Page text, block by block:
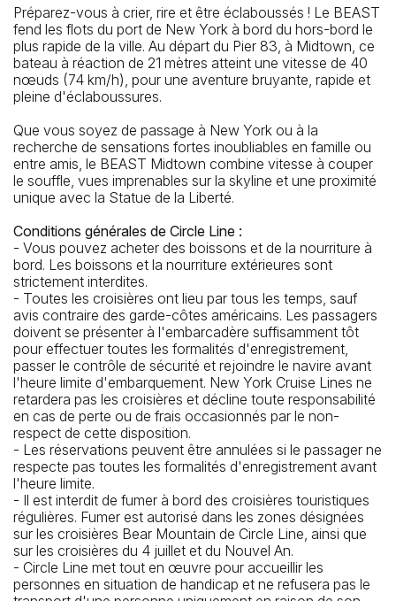
Préparez-vous à crier, rire et être éclaboussés ! Le BEAST
fend les flots du port de New York à bord du hors-bord le
plus rapide de la ville. Au départ du Pier 83, à Midtown, ce
bateau à réaction de 21 mètres atteint une vitesse de 40
nœuds (74 km/h), pour une aventure bruyante, rapide et
pleine d'éclaboussures.
Que vous soyez de passage à New York ou à la
recherche de sensations fortes inoubliables en famille ou
entre amis, le BEAST Midtown combine vitesse à couper
le souffle, vues imprenables sur la skyline et une proximité
unique avec la Statue de la Liberté.
Conditions générales de Circle Line :
- Vous pouvez acheter des boissons et de la nourriture à
bord. Les boissons et la nourriture extérieures sont
strictement interdites.
- Toutes les croisières ont lieu par tous les temps, sauf
avis contraire des garde-côtes américains. Les passagers
doivent se présenter à l'embarcadère suffisamment tôt
pour effectuer toutes les formalités d'enregistrement,
passer le contrôle de sécurité et rejoindre le navire avant
l'heure limite d'embarquement. New York Cruise Lines ne
retardera pas les croisières et décline toute responsabilité
en cas de perte ou de frais occasionnés par le non-
respect de cette disposition.
- Les réservations peuvent être annulées si le passager ne
respecte pas toutes les formalités d'enregistrement avant
l'heure limite.
- Il est interdit de fumer à bord des croisières touristiques
régulières. Fumer est autorisé dans les zones désignées
sur les croisières Bear Mountain de Circle Line, ainsi que
sur les croisières du 4 juillet et du Nouvel An.
- Circle Line met tout en œuvre pour accueillir les
personnes en situation de handicap et ne refusera pas le